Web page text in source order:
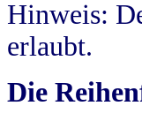
Hinweis:
erlaubt.
Die